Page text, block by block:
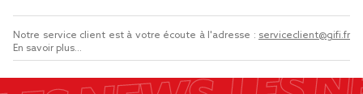
Notre service client est à votre écoute à l'adresse : serviceclient@gifi.fr
En savoir plus...